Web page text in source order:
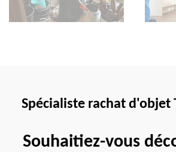
Spécialiste rachat d'objet
Souhaitiez-vous